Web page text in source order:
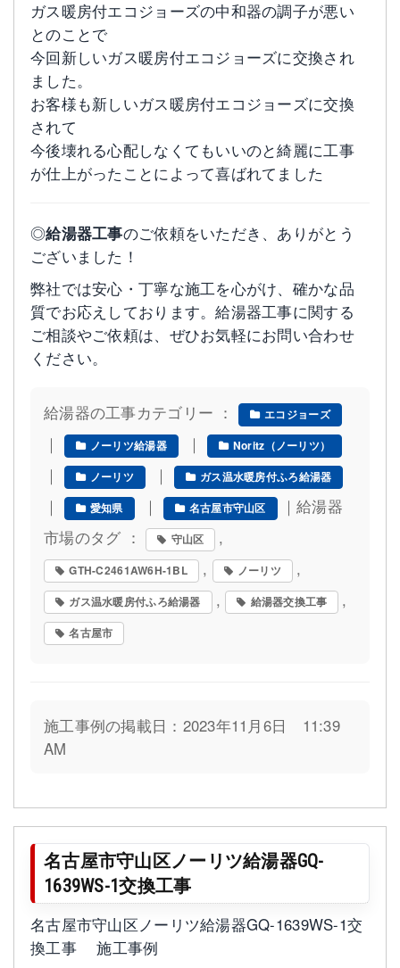
ガス暖房付エコジョーズの中和器の調子が悪い
とのことで
今回新しいガス暖房付エコジョーズに交換され
ました。
お客様も新しいガス暖房付エコジョーズに交換
されて
今後壊れる心配しなくてもいいのと綺麗に工事
が仕上がったことによって喜ばれてました
◎給湯器工事のご依頼をいただき、ありがとう
ございました！
弊社では安心・丁寧な施工を心がけ、確かな品
質でお応えしております。給湯器工事に関する
ご相談やご依頼は、ぜひお気軽にお問い合わせ
ください。
給湯器の工事カテゴリー ： エコジョーズ
｜ ノーリツ給湯器 ｜ Noritz（ノーリツ）
｜ ノーリツ ｜ ガス温水暖房付ふろ給湯器
｜ 愛知県 ｜ 名古屋市守山区
｜給湯器
市場のタグ ：
守山区 ,
GTH-C2461AW6H-1BL , ノーリツ ,
ガス温水暖房付ふろ給湯器 , 給湯器交換工事 ,
名古屋市
施工事例の掲載日：2023年11月6日 11:39
AM
名古屋市守山区ノーリツ給湯器GQ-
1639WS-1交換工事
名古屋市守山区ノーリツ給湯器GQ-1639WS-1交
換工事 施工事例